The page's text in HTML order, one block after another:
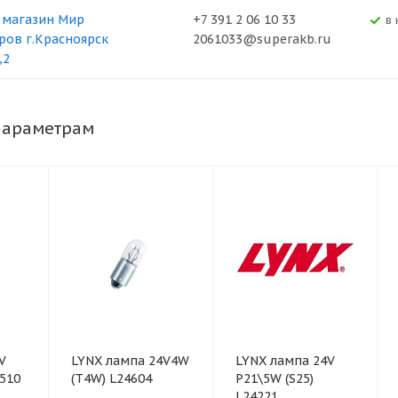
+7 391 2 06 10 33
2061033@superakb.ru
Мир
г.Красноярск
LYNX лампа 24V4W
(T4W) L24604
LYNX лампа 24V
P21\5W (S25)